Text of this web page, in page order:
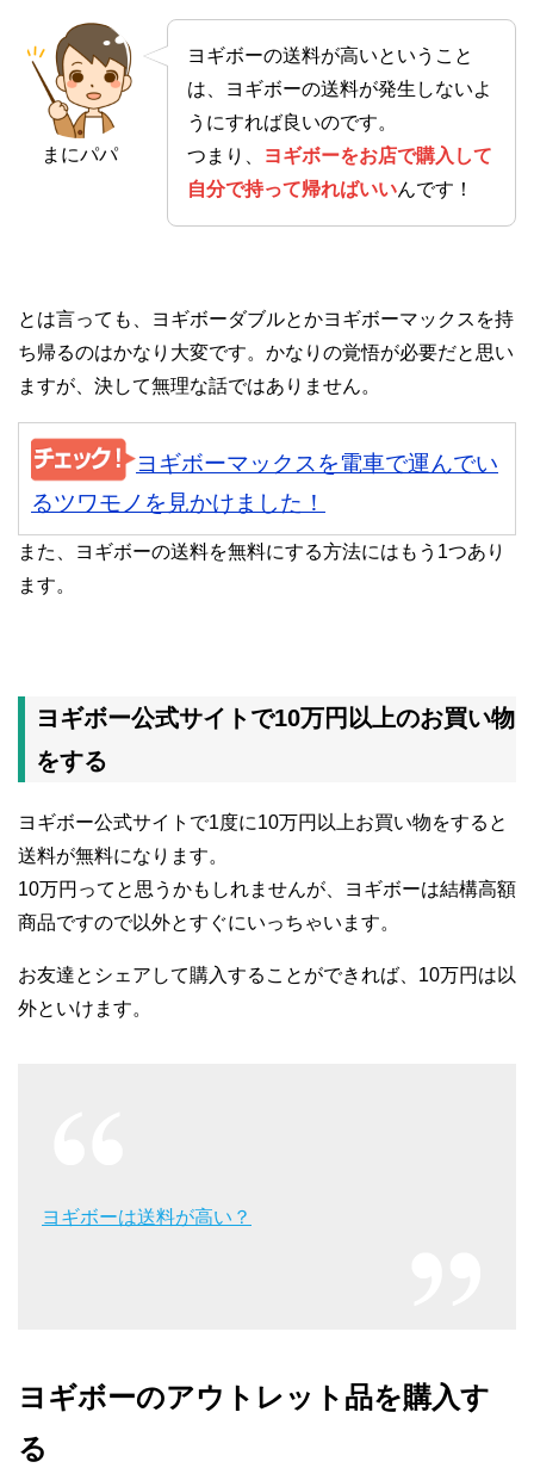
まにパパ
ヨギボーの送料が高いということ
は、ヨギボーの送料が発生しないよ
うにすれば良いのです。
つまり、 ヨギボーをお店で購入して
自分で持って帰ればいいんです！
とは言っても、ヨギボーダブルとかヨギボーマックスを持
ち帰るのはかなり大変です。かなりの覚悟が必要だと思い
ますが、決して無理な話ではありません。
ヨギボーマックスを電車で運んでい
るツワモノを見かけました！
また、ヨギボーの送料を無料にする方法にはもう1つあり
ます。
ヨギボー公式サイトで10万円以上のお買い物
をする
ヨギボー公式サイトで1度に10万円以上お買い物をすると
送料が無料になります。
10万円ってと思うかもしれませんが、ヨギボーは結構高額
商品ですので以外とすぐにいっちゃいます。
お友達とシェアして購入することができれば、10万円は以
外といけます。
ヨギボーは送料が高い？
ヨギボーのアウトレット品を購入す
る